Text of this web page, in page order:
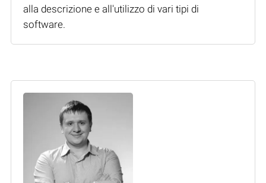
alla descrizione e all'utilizzo di vari tipi di
software.